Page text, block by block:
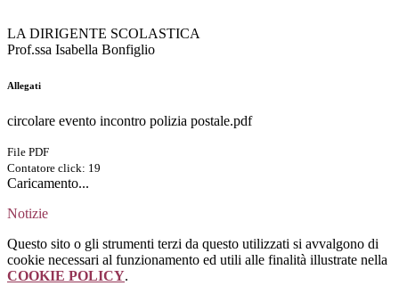
LA DIRIGENTE SCOLASTICA
Prof.ssa Isabella Bonfiglio
Allegati
circolare evento incontro polizia postale.pdf
File PDF
Contatore click: 19
Caricamento...
Notizie
Questo sito o gli strumenti terzi da questo utilizzati si avvalgono di
cookie necessari al funzionamento ed utili alle finalità illustrate nella
COOKIE POLICY.